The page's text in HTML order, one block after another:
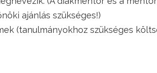
ajánlás szükséges!)
(tanulmányokhoz szükséges